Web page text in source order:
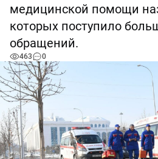
медицинской помощи
которых поступило
обращений.
463 0